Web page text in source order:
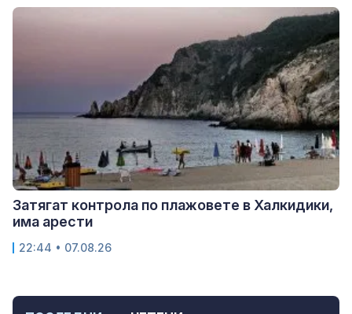
Затягат контрола по плажовете в Халкидики,
има арести
22:44 • 07.08.26